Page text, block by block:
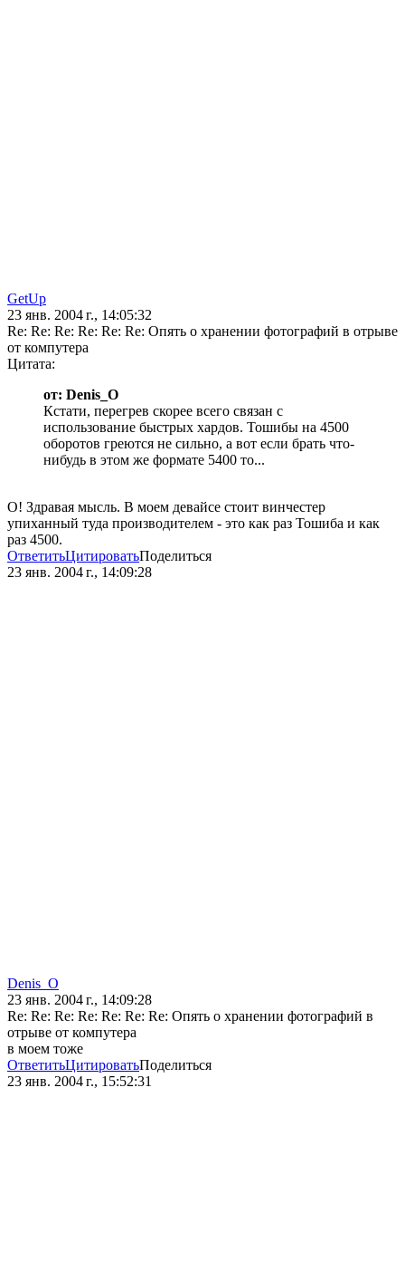
GetUp
23 янв. 2004 г., 14:05:32
Re: Re: Re: Re: Re: Re: Опять о хранении фотографий в отрыве
от компутера
Цитата:
от: Denis_O
Кстати, перегрев скорее всего связан с
использование быстрых хардов. Тошибы на 4500
оборотов греются не сильно, а вот если брать что-
нибудь в этом же формате 5400 то...
О! Здравая мысль. В моем девайсе стоит винчестер
упиханный туда производителем - это как раз Тошиба и как
раз 4500.
ОтветитьЦитироватьПоделиться
23 янв. 2004 г., 14:09:28
Denis_O
23 янв. 2004 г., 14:09:28
Re: Re: Re: Re: Re: Re: Re: Опять о хранении фотографий в
отрыве от компутера
в моем тоже
ОтветитьЦитироватьПоделиться
23 янв. 2004 г., 15:52:31